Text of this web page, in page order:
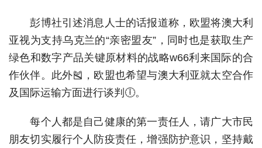
彭博社引述消息人士的话报道称，欧盟将澳大利
亚视为支持乌克兰的“亲密盟友”，同时也是获取生产
绿色和数字产品关键原材料的战略w66利来国际的合
作伙伴。此外🎽，欧盟也希望与澳大利亚就太空合作
及国际运输方面进行谈判🕕。
每个人都是自己健康的第一责任人，请广大市民
朋友切实履行个人防疫责任，增强防护意识，坚持戴